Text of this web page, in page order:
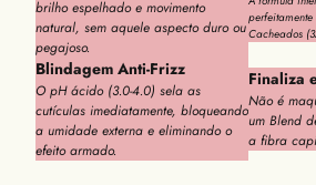
brilho espelhado e movimento
natural, sem aquele aspecto duro ou
pegajoso.
Cacheados
Blindagem Anti-Frizz
O pH ácido (3.0-4.0) sela as
cutículas imediatamente, bloqueando
a umidade externa e eliminando o
efeito armado.
Finaliza
Não é
um Blend
a fibra